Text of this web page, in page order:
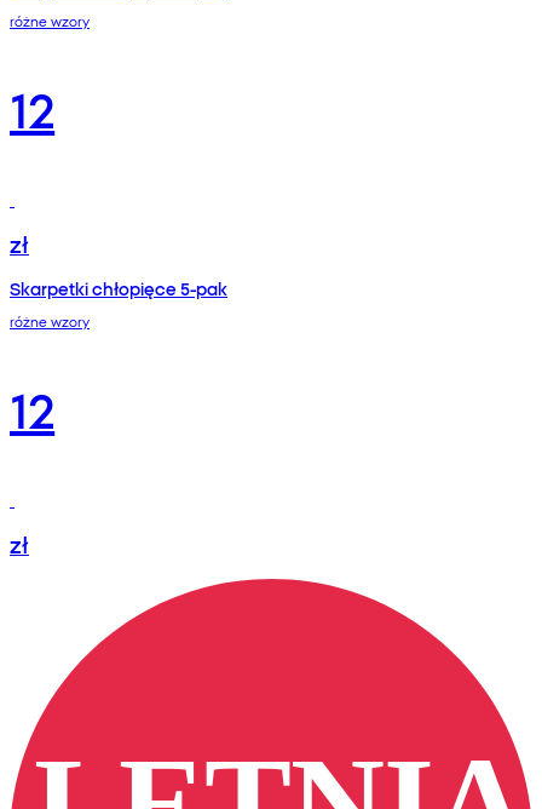
różne wzory
12
zł
Skarpetki chłopięce 5-pak
różne wzory
12
zł